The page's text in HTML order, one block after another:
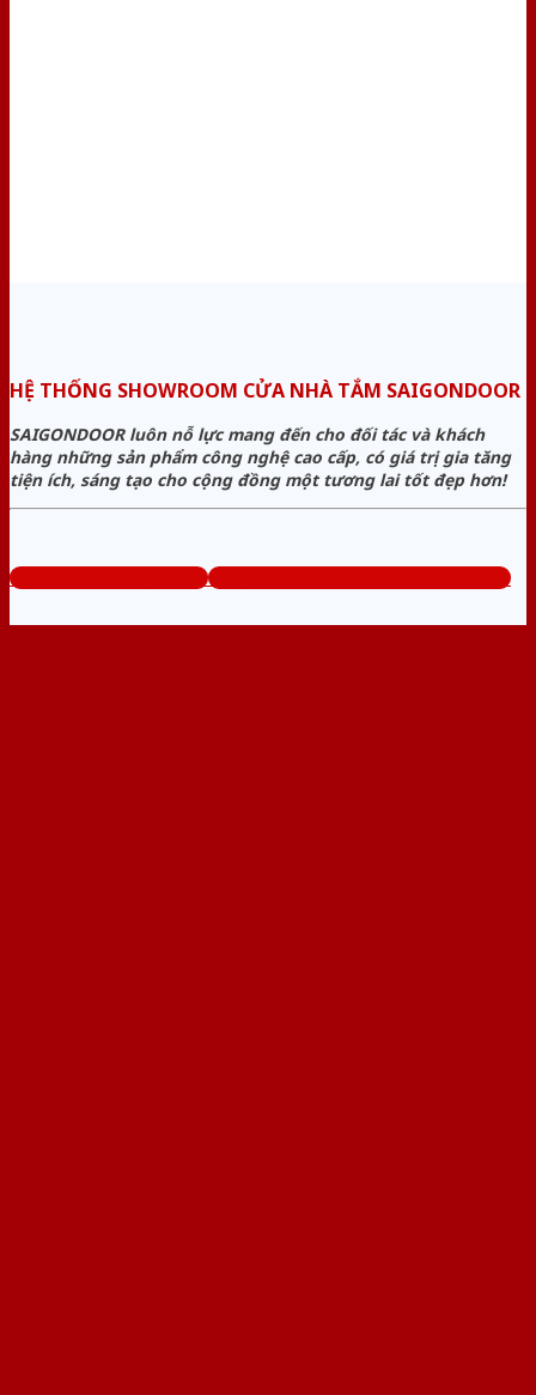
HỆ THỐNG SHOWROOM CỬA NHÀ TẮM SAIGONDOOR
SAIGONDOOR luôn nỗ lực mang đến cho đối tác và khách
hàng những sản phẩm công nghệ cao cấp, có giá trị gia tăng
tiện ích, sáng tạo cho cộng đồng một tương lai tốt đẹp hơn!
www.cuanhuavango.com Tổng đài tư vấn miễn phí: 0824.400.400